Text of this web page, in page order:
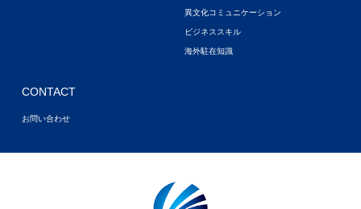
異文化コミュニケーション
ビジネススキル
海外駐在知識
CONTACT
お問い合わせ